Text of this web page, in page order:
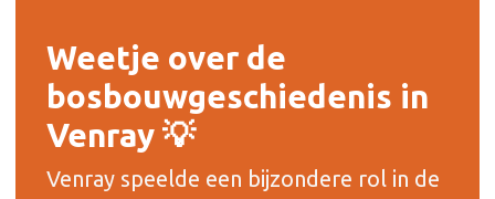
Weetje over de
bosbouwgeschiedenis in
Venray 💡
Venray speelde een bijzondere rol in de